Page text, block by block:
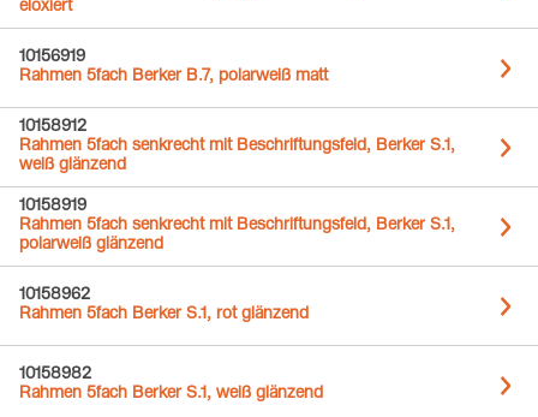
eloxiert
10156919
Rahmen 5fach Berker B.7, polarweiß matt
10158912
Rahmen 5fach senkrecht mit Beschriftungsfeld, Berker S.1,
weiß glänzend
10158919
Rahmen 5fach senkrecht mit Beschriftungsfeld, Berker S.1,
polarweiß glänzend
10158962
Rahmen 5fach Berker S.1, rot glänzend
10158982
Rahmen 5fach Berker S.1, weiß glänzend